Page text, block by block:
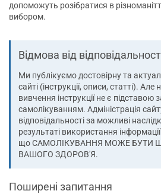
допоможуть розібратися в
вибором.
Відмова від
Ми публікуємо достовірну та
сайті (інструкції, описи, статті). Але
вивчення інструкції не є підставою
самолікуванням. Адміністрація
відповідальності за можливі
результаті використання
що САМОЛІКУВАННЯ МОЖЕ БУТИ
ВАШОГО ЗДОРОВ'Я.
Поширені запитання